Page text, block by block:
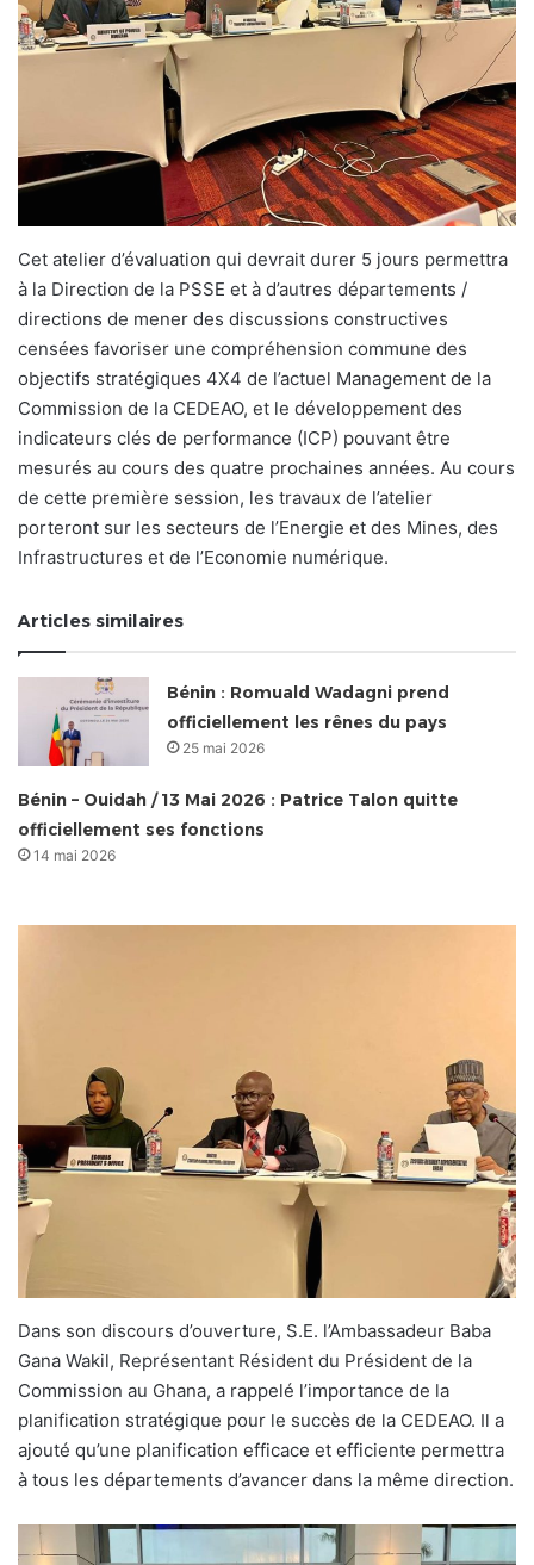
Cet atelier d’évaluation qui devrait durer 5 jours permettra
à la Direction de la PSSE et à d’autres départements /
directions de mener des discussions constructives
censées favoriser une compréhension commune des
objectifs stratégiques 4X4 de l’actuel Management de la
Commission de la CEDEAO, et le développement des
indicateurs clés de performance (ICP) pouvant être
mesurés au cours des quatre prochaines années. Au cours
de cette première session, les travaux de l’atelier
porteront sur les secteurs de l’Energie et des Mines, des
Infrastructures et de l’Economie numérique.
Articles similaires
Bénin : Romuald Wadagni prend
officiellement les rênes du pays
25 mai 2026
Bénin – Ouidah / 13 Mai 2026 : Patrice Talon quitte
officiellement ses fonctions
14 mai 2026
Dans son discours d’ouverture, S.E. l’Ambassadeur Baba
Gana Wakil, Représentant Résident du Président de la
Commission au Ghana, a rappelé l’importance de la
planification stratégique pour le succès de la CEDEAO. Il a
ajouté qu’une planification efficace et efficiente permettra
à tous les départements d’avancer dans la même direction.